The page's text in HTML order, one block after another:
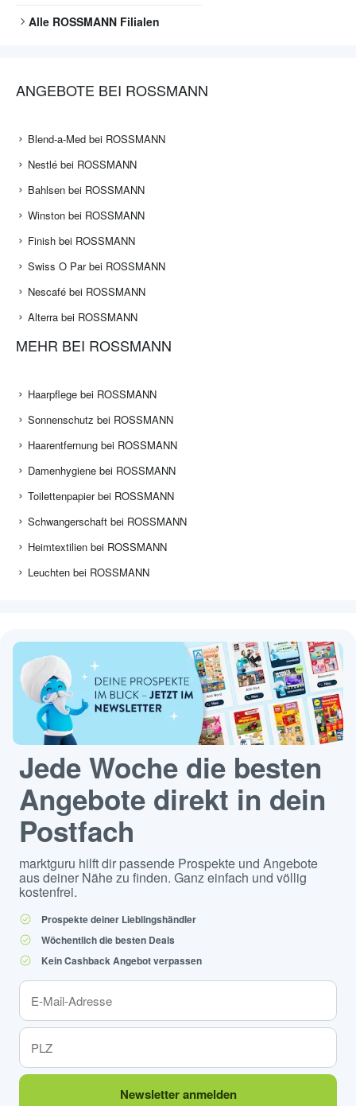
Alle ROSSMANN Filialen
ANGEBOTE BEI ROSSMANN
Blend-a-Med bei ROSSMANN
Nestlé bei ROSSMANN
Bahlsen bei ROSSMANN
Winston bei ROSSMANN
Finish bei ROSSMANN
Swiss O Par bei ROSSMANN
Nescafé bei ROSSMANN
Alterra bei ROSSMANN
MEHR BEI ROSSMANN
Haarpflege bei ROSSMANN
Sonnenschutz bei ROSSMANN
Haarentfernung bei ROSSMANN
Damenhygiene bei ROSSMANN
Toilettenpapier bei ROSSMANN
Schwangerschaft bei ROSSMANN
Heimtextilien bei ROSSMANN
Leuchten bei ROSSMANN
Jede Woche die besten
Angebote direkt in dein
Postfach
marktguru hilft dir passende Prospekte und Angebote
aus deiner Nähe zu finden. Ganz einfach und völlig
kostenfrei.
Prospekte deiner Lieblingshändler
Wöchentlich die besten Deals
Kein Cashback Angebot verpassen
Newsletter anmelden